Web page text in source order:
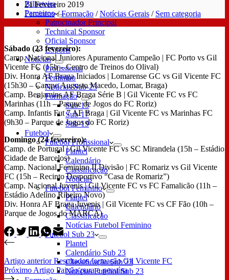
Bilheteira
Parceiros
Patrocinador Principal
Technical Sponsor
Oficial Sponsor
ESports
Notícias
Profissional
Feminino
Notícias Sub-23
Formação
Sub-15
Sub-17
Sub-19
Futebol
Futebol Profissional
Plantel
Calendário
Classificação
Notícias
Futebol Feminino
Plantel
Calendário
Classificação
Notícias Futebol Feminino
Futebol Sub 23
Plantel
Calendário Sub 23
Classificação Sub 23
Notícias Futebol Sub 23
21 Fevereiro 2019
Feminino/Formação /Notícias Gerais / Sem categoria
Sábado (23 fevereiro):
Camp. Nacional Juniores Apuramento Campeão | FC Porto vs Gil
Vicente FC (15h – Centro de Treinos do Olival)
Div. Honra AF Braga Iniciados | Lomarense GC vs Gil Vicente FC
(15h30 – Campo Augusto Macedo, Lomar, Braga)
Camp. Benjamins AF Braga Série B | Gil Vicente FC vs FC
Marinhas (11h – Parque de Jogos do FC Roriz)
Camp. Infantis Fut 7 AF Braga | Gil Vicente FC vs Marinhas FC
(9h30 – Parque de Jogos do FC Roriz)
Domingo (24 fevereiro):
Camp. de Portugal | Gil Vicente FC vs SC Mirandela (15h – Estádio
Cidade de Barcelos)
Camp. Nacional Feminino II Divisão | FC Romariz vs Gil Vicente
FC (15h – Recinto Desportivo “Casa de Romariz”)
Camp. Nacional Juvenis | Gil Vicente FC vs FC Famalicão (11h –
Estádio Adelino Ribeiro Novo)
Div. Honra AF Braga Juvenis | Gil Vicente FC vs CF Fão (10h –
Parque de Jogos do MARCA)
Artigo anteriorResultados formação Gil Vicente FC
Próximo Artigo Paixão pura e genuína